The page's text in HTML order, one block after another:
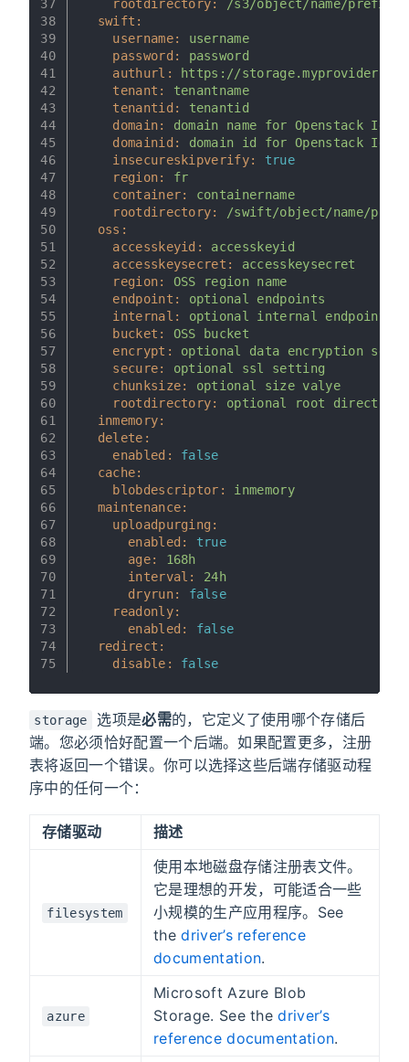
37
38
39
40
41
42
43
44
45
46
47
48
49
50
51
52
53
54
55
56
57
58
59
60
61
62
63
64
65
66
67
68
69
70
71
72
73
74
75
rootdirectory:
/s3/object/name/prefix
swift:
username:
username
password:
password
authurl:
https://
tenant:
tenantname
tenantid:
tenantid
domain:
domain name for Openstack
domainid:
domain id for Openstack
insecureskipverify:
true
region:
fr
container:
containername
rootdirectory:
/swift/object/name/
oss:
accesskeyid:
accesskeyid
accesskeysecret:
accesskeysecret
region:
OSS region name
endpoint:
optional
endpoints
internal:
optional internal
endpoint
bucket:
OSS
bucket
encrypt:
optional data encryption
secure:
optional ssl
setting
chunksize:
optional size valye
rootdirectory:
optional root
directory
inmemory:
delete:
enabled:
false
cache:
blobdescriptor:
inmemory
maintenance:
uploadpurging:
enabled:
true
age:
168h
interval:
24h
dryrun:
false
readonly:
enabled:
false
redirect:
disable:
false
storage 选项是必需的，它定义了使用哪个存储后
端。您必须恰好配置一个后端。如果配置更多，注册
表将返回一个错误。你可以选择这些后端存储驱动程
序中的任何一个：
存储驱动 描述
filesystem
使用本地磁盘存储注册表文件。
它是理想的开发，可能适合一些
小规模的生产应用程序。See
thedriver’s reference
documentation.
azure
Microsoft Azure Blob
Storage. See thedriver’s
reference documentation.